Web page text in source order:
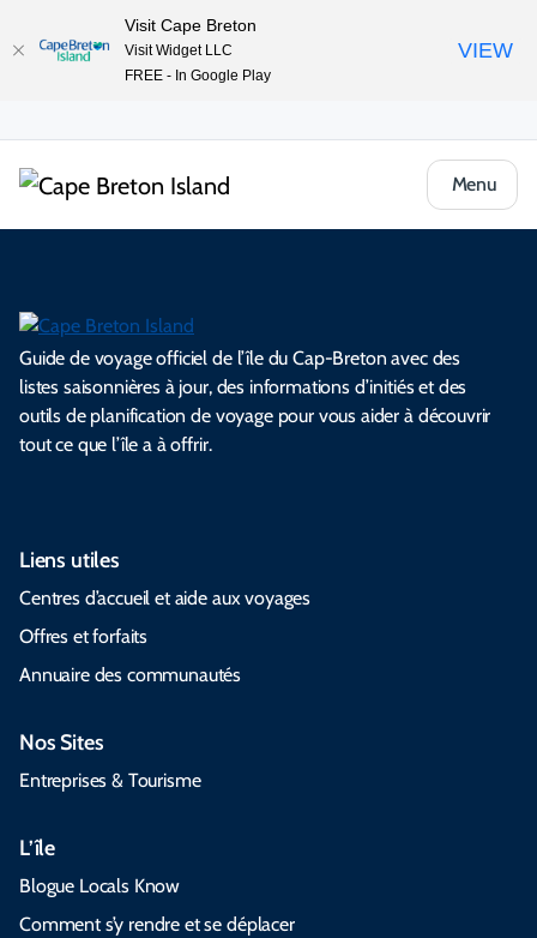
Menu
Guide de voyage officiel de l’île du Cap-Breton avec des
listes saisonnières à jour, des informations d’initiés et des
outils de planification de voyage pour vous aider à découvrir
tout ce que l’île a à offrir.
Liens utiles
Centres d’accueil et aide aux voyages
Offres et forfaits
Annuaire des communautés
Nos Sites
Entreprises & Tourisme
L’île
Blogue Locals Know
Comment s’y rendre et se déplacer
Visit Cape Breton
Visit Widget LLC
FREE - In Google Play
VIEW